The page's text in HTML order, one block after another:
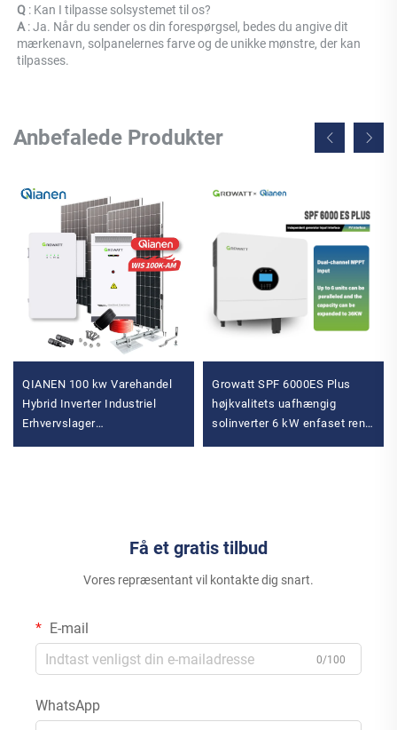
Q : Kan I tilpasse solsystemet til os?
A : Ja. Når du sender os din forespørgsel, bedes du angive dit
mærkenavn, solpanelernes farve og de unikke mønstre, der kan
tilpasses.
Anbefalede Produkter
QIANEN 100 kw Varehandel
Hybrid Inverter Industriel
Erhvervslager
Growatt SPF 6000ES Plus
højkvalitets uafhængig
solinverter 6 kW enfaset ren
Få et gratis tilbud
Vores repræsentant vil kontakte dig snart.
E-mail
0/100
WhatsApp